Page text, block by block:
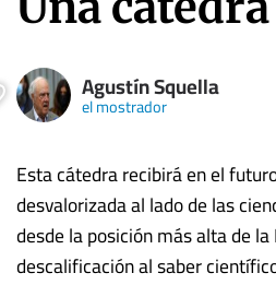
Agustín Squella
el mostrador
Esta cátedra recibirá en el
desvalorizada al lado de las
desde la posición más alta de
descalificación al saber